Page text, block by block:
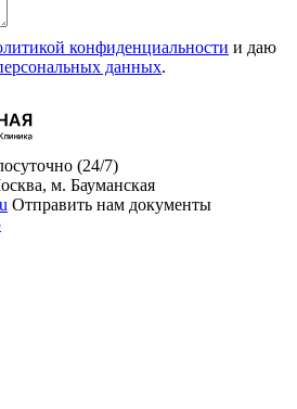
конфиденциальности и даю
данных.
(24/7)
м. Бауманская
Отправить нам документы